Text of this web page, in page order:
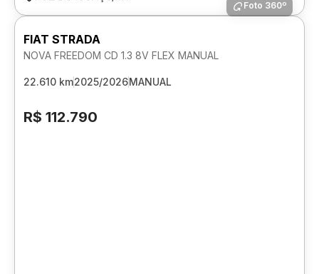
Foto 360º
FIAT STRADA
NOVA FREEDOM CD 1.3 8V FLEX MANUAL
22.610 km2025/2026MANUAL
R$ 112.790